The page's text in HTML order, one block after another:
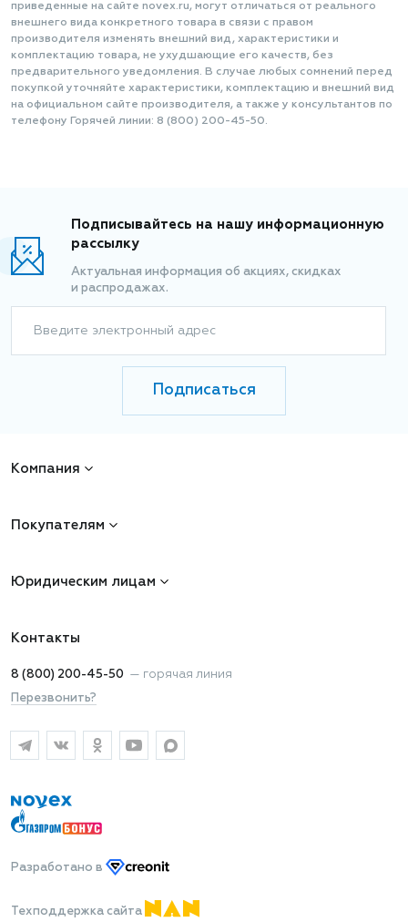
приведенные на сайте novex.ru, могут отличаться от реального
внешнего вида конкретного товара в связи с правом
производителя изменять внешний вид, характеристики и
комплектацию товара, не ухудшающие его качеств, без
предварительного уведомления. В случае любых сомнений перед
покупкой уточняйте характеристики, комплектацию и внешний вид
на официальном сайте производителя, а также у консультантов по
телефону Горячей линии: 8 (800) 200-45-50.
Подписывайтесь на нашу информационную
рассылку
Актуальная информация об акциях, скидках
и распродажах.
Введите электронный адрес
Подписаться
Компания
Покупателям
Юридическим лицам
Контакты
8 (800) 200-45-50 — горячая линия
Перезвонить?
Разработано в
Техподдержка сайта